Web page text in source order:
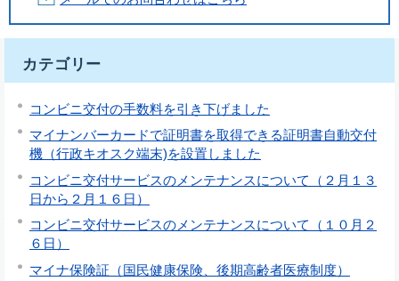
カテゴリー
コンビニ交付の手数料を引き下げました
マイナンバーカードで証明書を取得できる証明書自動交付
機（行政キオスク端末)を設置しました
コンビニ交付サービスのメンテナンスについて（２月１３
日から２月１６日）
コンビニ交付サービスのメンテナンスについて（１０月２
６日）
マイナ保険証（国民健康保険、後期高齢者医療制度）